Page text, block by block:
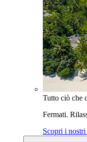
Tutto ciò che
Fermati.
Scopri i nostri